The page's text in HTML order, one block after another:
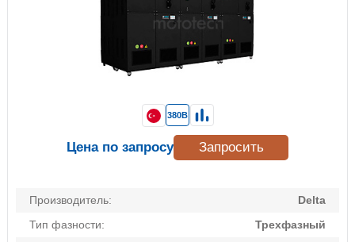
Производитель:
Delta
Тип фазности:
Трехфазный
380В
Цена по запросу Запросить